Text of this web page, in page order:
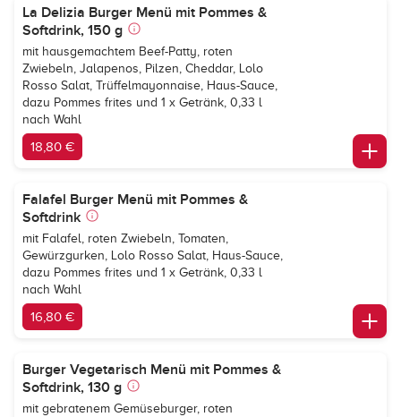
La Delizia Burger Menü mit Pommes &
Softdrink, 150 g
mit hausgemachtem Beef-Patty, roten
Zwiebeln, Jalapenos, Pilzen, Cheddar, Lolo
Rosso Salat, Trüffelmayonnaise, Haus-Sauce,
dazu Pommes frites und 1 x Getränk, 0,33 l
nach Wahl
18,80 €
Falafel Burger Menü mit Pommes &
Softdrink
mit Falafel, roten Zwiebeln, Tomaten,
Gewürzgurken, Lolo Rosso Salat, Haus-Sauce,
dazu Pommes frites und 1 x Getränk, 0,33 l
nach Wahl
16,80 €
Burger Vegetarisch Menü mit Pommes &
Softdrink, 130 g
mit gebratenem Gemüseburger, roten